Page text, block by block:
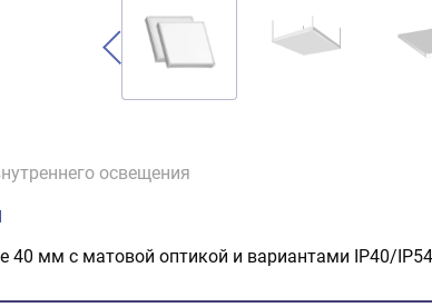
освещения
40 мм с матовой оптикой и вариантами IP40/